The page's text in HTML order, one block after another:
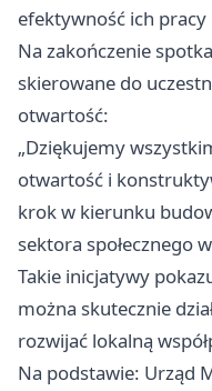
efektywność ich
Na zakończenie
skierowane do
otwartość:
„Dziękujemy
otwartość i
krok w kierunku
sektora społecznego
Takie inicjatywy
można skutecznie
rozwijać lokalną
Na podstawie: Urząd